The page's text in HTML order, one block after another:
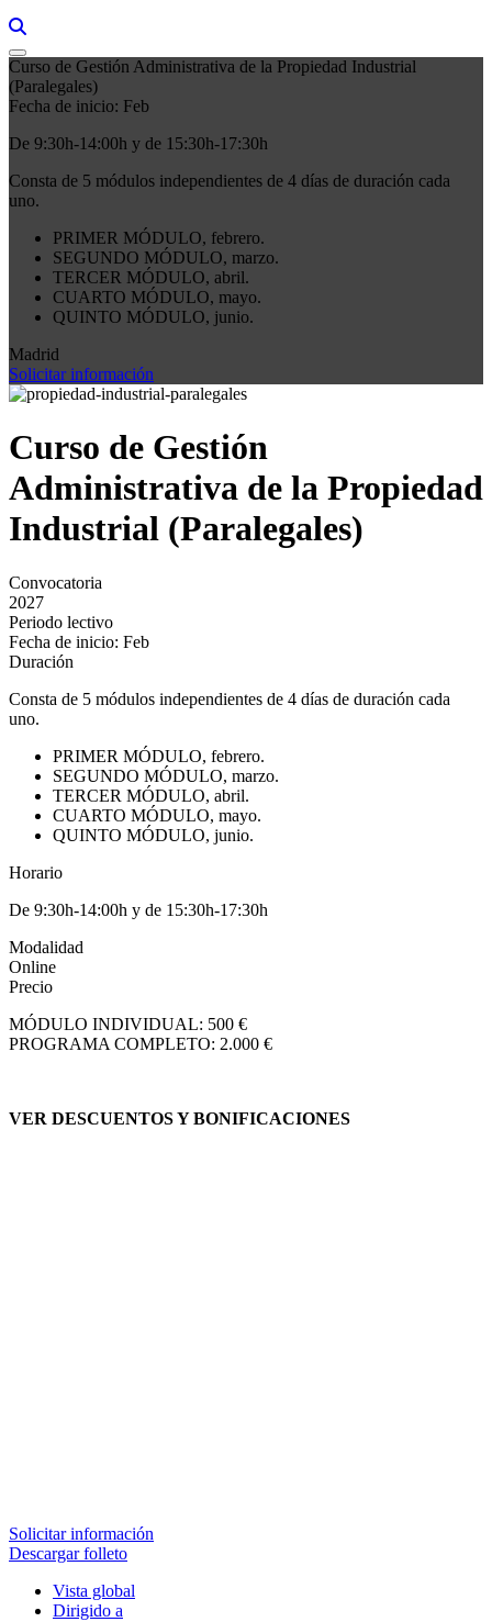
Curso de Gestión Administrativa de la Propiedad Industrial
(Paralegales)
Fecha de inicio: Feb
De 9:30h-14:00h y de 15:30h-17:30h
Consta de 5 módulos independientes de 4 días de duración cada
uno.
PRIMER MÓDULO, febrero.
SEGUNDO MÓDULO, marzo.
TERCER MÓDULO, abril.
CUARTO MÓDULO, mayo.
QUINTO MÓDULO, junio.
Madrid
Solicitar información
Curso de Gestión
Administrativa de la Propiedad
Industrial (Paralegales)
Convocatoria
2027
Periodo lectivo
Fecha de inicio: Feb
Duración
Consta de 5 módulos independientes de 4 días de duración cada
uno.
PRIMER MÓDULO, febrero.
SEGUNDO MÓDULO, marzo.
TERCER MÓDULO, abril.
CUARTO MÓDULO, mayo.
QUINTO MÓDULO, junio.
Horario
De 9:30h-14:00h y de 15:30h-17:30h
Modalidad
Online
Precio
MÓDULO INDIVIDUAL: 500 €
PROGRAMA COMPLETO: 2.000 €
VER DESCUENTOS Y BONIFICACIONES
Solicitar información
Descargar folleto
Vista global
Dirigido a